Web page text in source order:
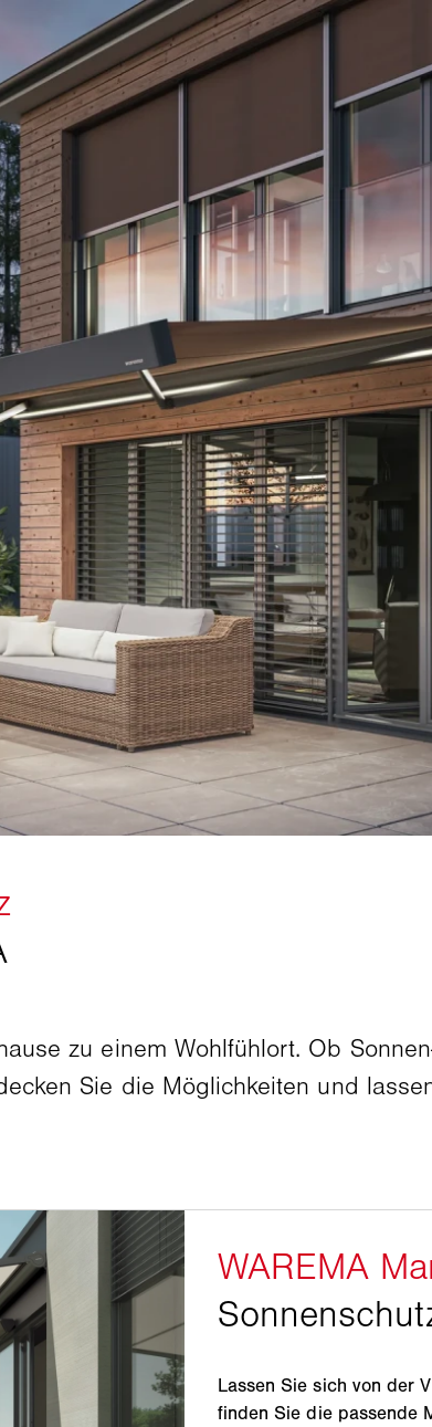
zu einem Wohlfühlort. Ob
Sie die Möglichkeiten und
Lassen Sie sich von der
finden Sie die passende